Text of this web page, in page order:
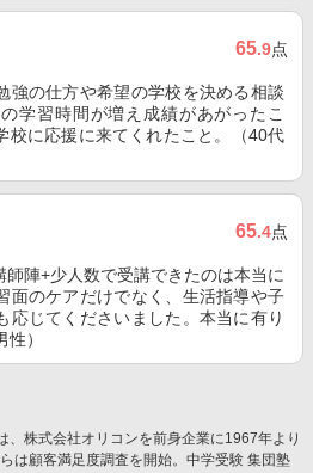
65.9点
強の仕方や希望の学校を決める相談
学習時間が増え成績があがったこ
校に応援に来てくれたこと。（40代
65.4点
陣+少人数で受講できたのは本当に
面のケアだけでなく、生活指導や子
応じてくださいました。本当に有り
）
、株式会社オリコンを前身企業に1967年より
は顧客満足度調査を開始。中学受験 集団塾